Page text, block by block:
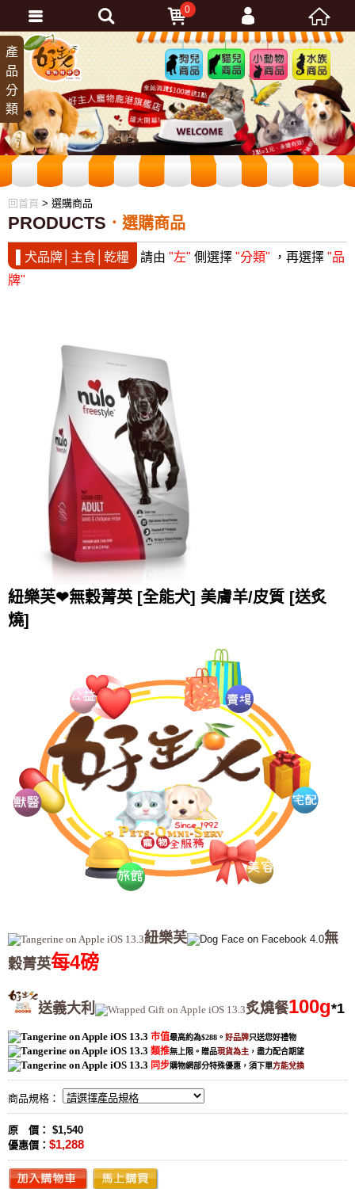
狗兒
商品
貓兒
商品
小動
物商
品
水族
商品
回首頁 > 選購商品
產
品
分
類
PRODUCTS 選購商品
▌犬品牌│主食│乾糧 請由 "左" 側選擇 "分類" ，再選擇 "品
牌"
紐樂芙❤無穀菁英 [全能犬] 美膚羊/皮質 [送炙
燒]
紐樂芙
無
穀菁英每4磅
送義大利 炙燒餐100g*1
市值最高約為$288。 好品牌只送您好禮物
類推無上限。贈品現貨為主 ，盡力配合期望
同步購物網部分特殊優惠，須下單方能兌換
商品規格：
原 價： $1,540
優惠價： $1,288
0
會員登入
忘記密碼
加入會員
訂單查詢